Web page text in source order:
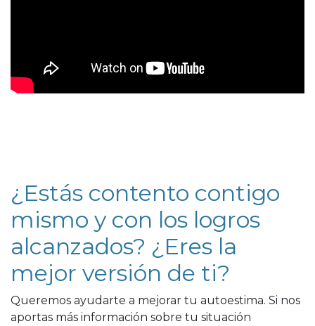
¿Estás contento contigo
mismo y con los logros
alcanzados? ¿Eres la
mejor versión de ti?
Queremos ayudarte a mejorar tu autoestima. Si nos
aportas más información sobre tu situación